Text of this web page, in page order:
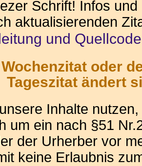
Schrift! Infos
aktualisierenden
und Quellcode
oder
Tageszitat ändert
Inhalte
um ein nach §51
der Urherber vor
keine Erlaubnis